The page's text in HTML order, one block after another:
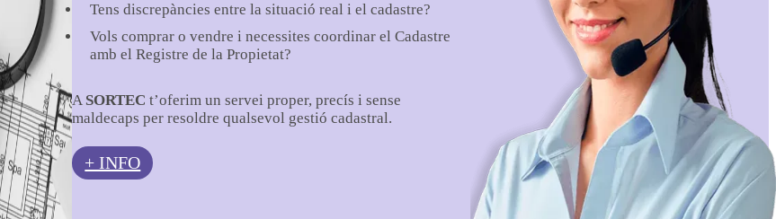
Tens discrepàncies entre la situació real i el cadastre?
Vols comprar o vendre i necessites coordinar el Cadastre
amb el Registre de la Propietat?
A SORTEC t’oferim un servei proper, precís i sense
maldecaps per resoldre qualsevol gestió cadastral.
+ INFO